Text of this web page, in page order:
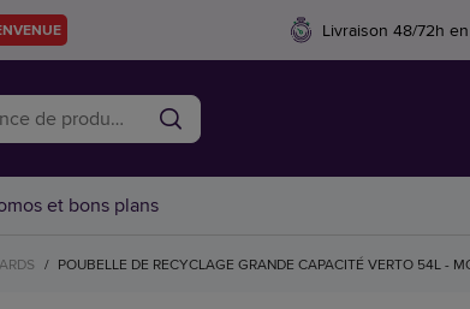
Livraison 48/72h
et bons plans
/ POUBELLE DE RECYCLAGE GRANDE CAPACITÉ VERTO 54L -